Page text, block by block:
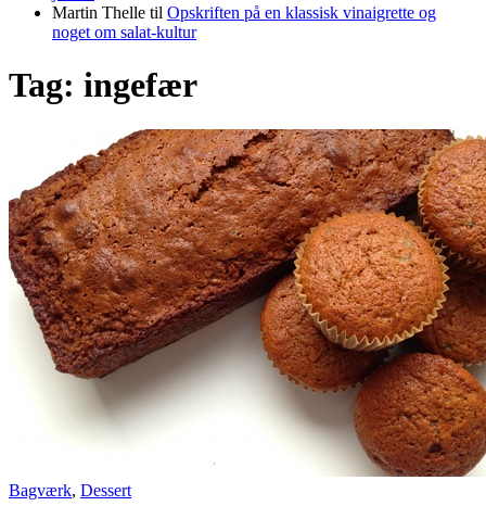
Martin Thelle til Opskriften på en klassisk vinaigrette og
noget om salat-kultur
Tag: ingefær
Courgettekage
Bagværk, Dessert